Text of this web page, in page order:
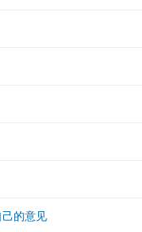
的意见